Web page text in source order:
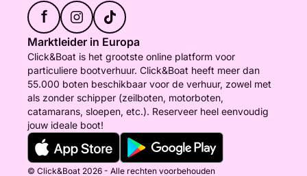
f
Marktleider in Europa
Click&Boat is het grootste online platform voor
particuliere bootverhuur. Click&Boat heeft meer dan
55.000 boten beschikbaar voor de verhuur, zowel met
als zonder schipper (zeilboten, motorboten,
catamarans, sloepen, etc.). Reserveer heel eenvoudig
jouw ideale boot!
© Click&Boat 2026 - Alle rechten voorbehouden